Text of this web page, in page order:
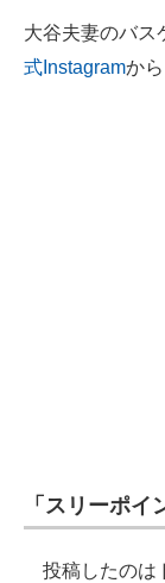
エレクトロニク
大谷夫妻のバス
式Instagramから
「スリーポイ
投稿したのは